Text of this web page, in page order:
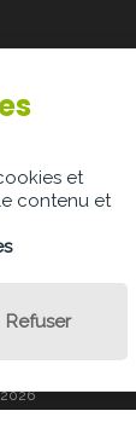
et
contenu et
Refuser